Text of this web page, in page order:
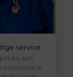
service
bij een
installatie is